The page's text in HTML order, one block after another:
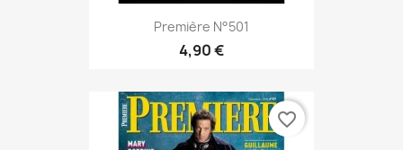
Première N°501
4,90 €
favorite_border